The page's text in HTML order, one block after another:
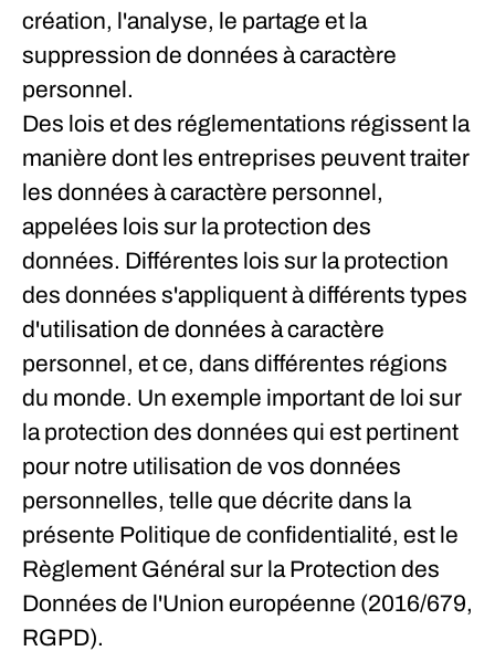
création, l'analyse, le partage et la
suppression de données à caractère
personnel.
Des lois et des réglementations régissent la
manière dont les entreprises peuvent traiter
les données à caractère personnel,
appelées lois sur la protection des
données. Différentes lois sur la protection
des données s'appliquent à différents types
d'utilisation de données à caractère
personnel, et ce, dans différentes régions
du monde. Un exemple important de loi sur
la protection des données qui est pertinent
pour notre utilisation de vos données
personnelles, telle que décrite dans la
présente Politique de confidentialité, est le
Règlement Général sur la Protection des
Données de l'Union européenne (2016/679,
RGPD).